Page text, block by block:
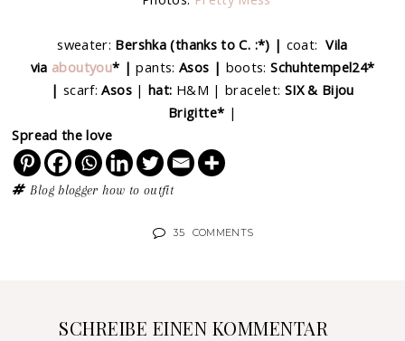
sweater: Bershka (thanks to C. :*) | coat:Vila
via aboutyou* | pants: Asos | boots:Schuhtempel24*
| scarf: Asos|hat: H&M | bracelet: SIX & Bijou
Brigitte* |
Spread the love
Blog blogger how to outfit
35 COMMENTS
SCHREIBE EINEN KOMMENTAR